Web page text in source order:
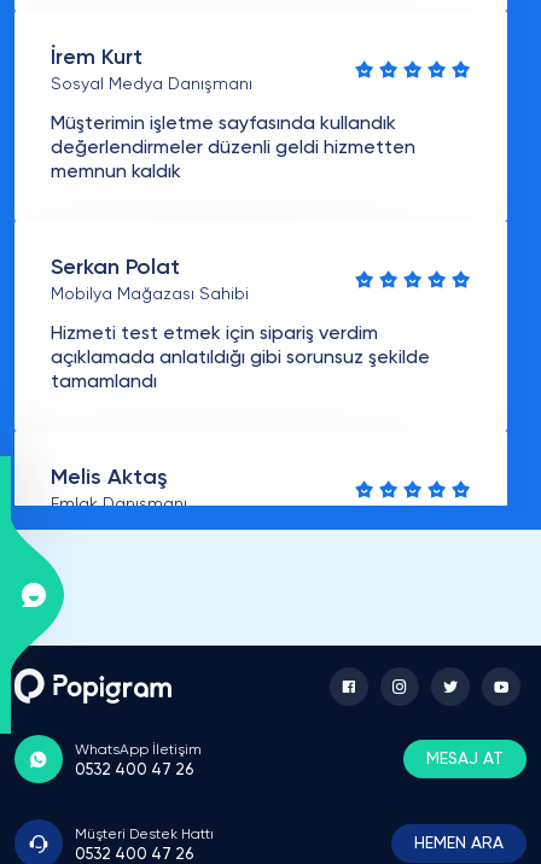
İrem Kurt
Sosyal Medya Danışmanı
Müşterimin işletme sayfasında kullandık
değerlendirmeler düzenli geldi hizmetten
memnun kaldık
Serkan Polat
Mobilya Mağazası Sahibi
Hizmeti test etmek için sipariş verdim
açıklamada anlatıldığı gibi sorunsuz şekilde
tamamlandı
Melis Aktaş
Emlak Danışmanı
değerlendirmeler geldikçe sayfa daha aktif
görünmeye başladı
Kaan Özdemir
İşletme sayfam için satın aldım sipariş
oluşturduktan sonra süreç otomatik ilerledi
WhatsApp İletişim
0532 400 47 26
MESAJ AT
Müşteri Destek Hattı
0532 400 47 26
HEMEN ARA